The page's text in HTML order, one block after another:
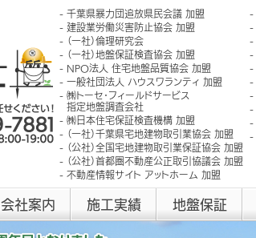
千葉県暴力団追放県民会議 加盟
建設業労働災害防止協会 加盟
（一社）倫理研究会
（一社）地盤保証検査協会 加盟
NPO法人 住宅地盤品質協会 加盟
一般社団法人 ハウスワランティ 加盟
㈱トーセ･フィールドサービス
指定地盤調査会社
㈱日本住宅保証検査機構 加盟
（一社）千葉県宅地建物取引業協会 加盟
（公社）全国宅地建物取引業保証協会 加盟
（公社）首都圏不動産公正取引協議会 加盟
不動産情報サイト アットホーム 加盟
会社案内 施工実績 地盤保証